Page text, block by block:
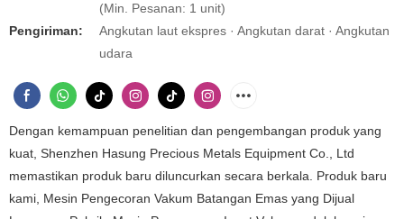
(Min. Pesanan: 1 unit)
Pengiriman:
Angkutan laut ekspres · Angkutan darat · Angkutan
udara
Dengan kemampuan penelitian dan pengembangan produk yang
kuat, Shenzhen Hasung Precious Metals Equipment Co., Ltd
memastikan produk baru diluncurkan secara berkala. Produk baru
kami, Mesin Pengecoran Vakum Batangan Emas yang Dijual